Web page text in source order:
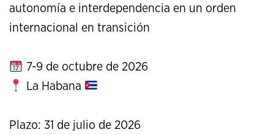
autonomía e interdependencia en un orden
internacional en transición
7-9 de octubre de 2026
La Habana
Plazo: 31 de julio de 2026